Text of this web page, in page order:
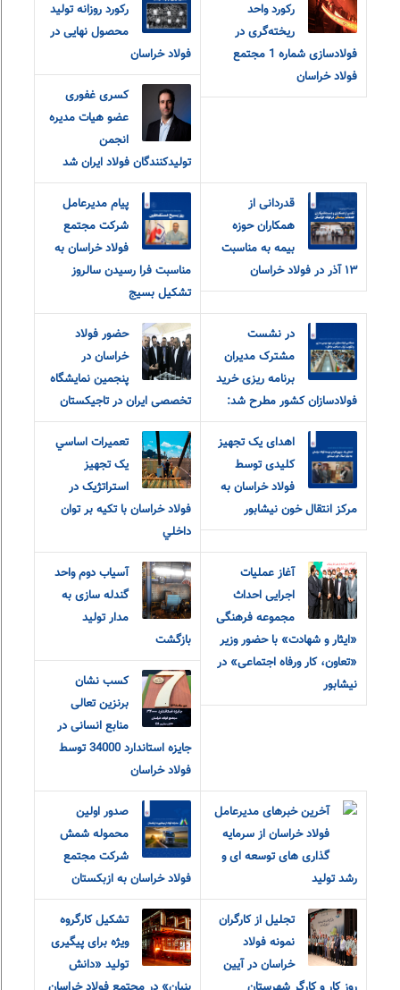
رکورد واحد
ریخته‌گری در
فولادسازی شماره 1 مجتمع
فولاد خراسان
رکورد روزانه تولید
محصول نهایی در
فولاد خراسان
کسری غفوری
عضو هیات مدیره
انجمن
تولیدکنندگان فولاد ایران شد
قدردانی از
همکاران حوزه
بیمه به مناسبت
۱۳ آذر در فولاد خراسان
پیام مدیرعامل
شرکت مجتمع
فولاد خراسان به
مناسبت فرا رسیدن سالروز
تشکیل بسیج
در نشست
مشترک مدیران
برنامه ریزی خرید
فولادسازان کشور مطرح شد:
حضور فولاد
خراسان در
پنجمین نمایشگاه
تخصصی ایران در تاجیکستان
اهدای یک تجهیز
کلیدی توسط
فولاد خراسان به
مرکز انتقال خون نیشابور
تعميرات اساسي
يک تجهيز
استراتژيک در
فولاد خراسان با تکيه بر توان
داخلي
آغاز عملیات
اجرایی احداث
مجموعه فرهنگی
«ایثار و شهادت» با حضور وزیر
«تعاون، کار و‌رفاه اجتماعی» در
نیشابور
آسیاب دوم واحد
گندله سازی به
مدار تولید
بازگشت
کسب نشان
برنزین تعالی
منابع انسانی در
جایزه استاندارد 34000 توسط
فولاد خراسان
آخرین خبرهای مدیرعامل
فولاد خراسان از سرمایه
گذاری های توسعه ای و
رشد تولید
صدور اولین
محموله شمش
شرکت مجتمع
فولاد خراسان به ازبکستان
تجلیل از کارگران
نمونه فولاد
خراسان در آیین
تشکیل کارگروه
ویژه برای پیگیری
تولید «دانش